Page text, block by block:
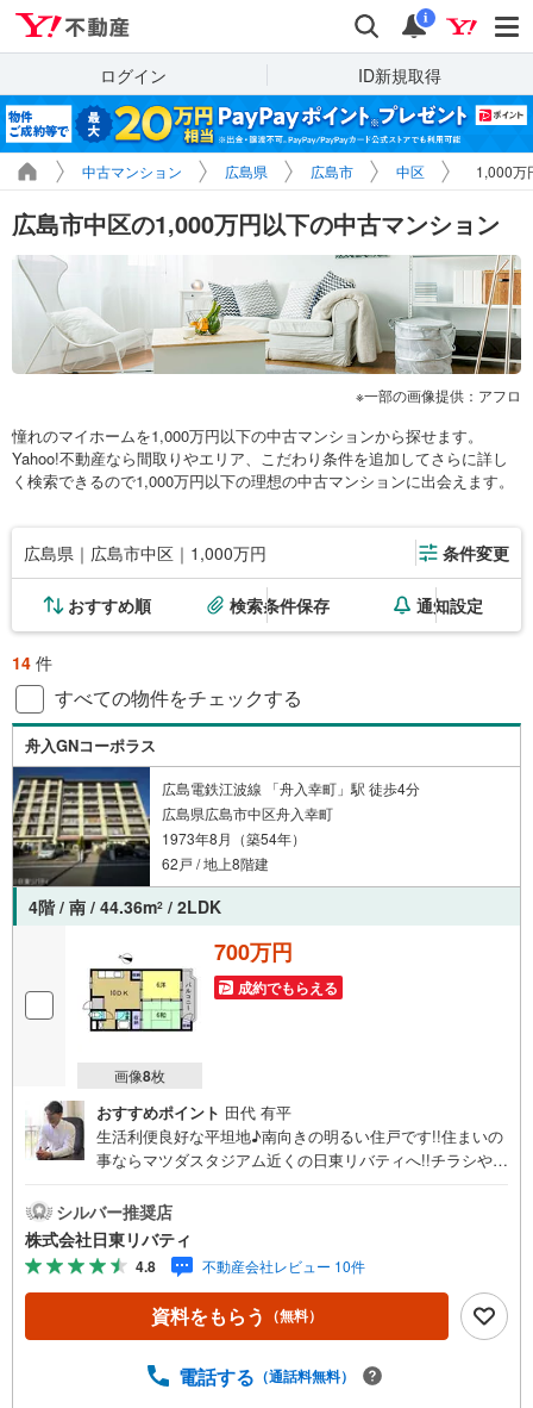
検索 通知
i
ログイン ID新規取得
中古マンション 広島県 広島市 中区 1,000万
広島市中区の1,000万円以下の中古マンション
一部の画像提供：アフロ
憧れのマイホームを1,000万円以下の中古マンションから探せます。
Yahoo!不動産なら間取りやエリア、こだわり条件を追加してさらに詳し
く検索できるので1,000万円以下の理想の中古マンションに出会えます。
広島県｜広島市中区｜1,000万円 条件変更
おすすめ順 検索条件保存 通知設定
14 件
すべての物件をチェックする
舟入GNコーポラス
広島電鉄江波線 「舟入幸町」駅 徒歩4分
広島県広島市中区舟入幸町
1973年8月（築54年）
62戸 / 地上8階建
4階 / 南 / 44.36m2 / 2LDK
画像8枚
700万円
成約でもらえる
おすすめポイント 田代 有平
生活利便良好な平坦地♪南向きの明るい住戸です!!住まいの
事ならマツダスタジアム近くの日東リバティへ!!チラシやネ
はもちろん廿日市から呉・東広島まで6000物件の豊富な情
報量!!「実際に自分自身が住む家を見て納得して買いたい」
広告では分かり難い物件の長所や短所を現地でご確認でき
ます。お気軽にお問い合わせ下さい。TV電話やLINE等でオ
ンライン案内も可能です。お気軽にお申し付け下さい。
「住まいを通じた出逢いを大切に」をモットーに、創業以
不動産グループへ成長することができました。「人と人、
シルバー推奨店
株式会社日東リバティ
4.8 不動産会社レビュー 10件
資料をもらう （無料）
電話する （通話料無料）